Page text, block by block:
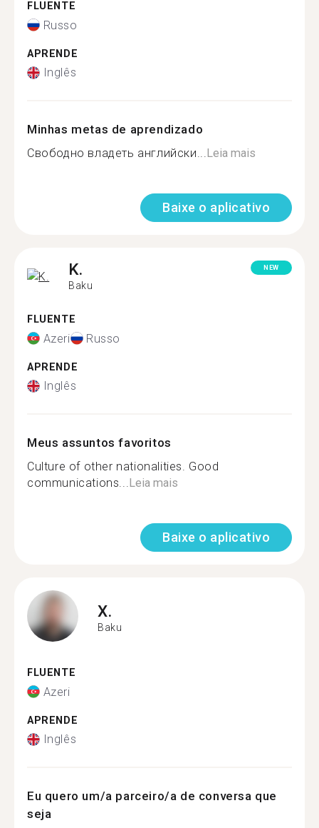
FLUENTE
Russo
APRENDE
Inglês
Minhas metas de aprendizado
Свободно владеть английски...Leia mais
Baixe o aplicativo
K.
Baku
NEW
FLUENTE
Azeri Russo
APRENDE
Inglês
Meus assuntos favoritos
Culture of other nationalities. Good
communications...Leia mais
Baixe o aplicativo
X.
Baku
FLUENTE
Azeri
APRENDE
Inglês
Eu quero um/a parceiro/a de conversa que
seja